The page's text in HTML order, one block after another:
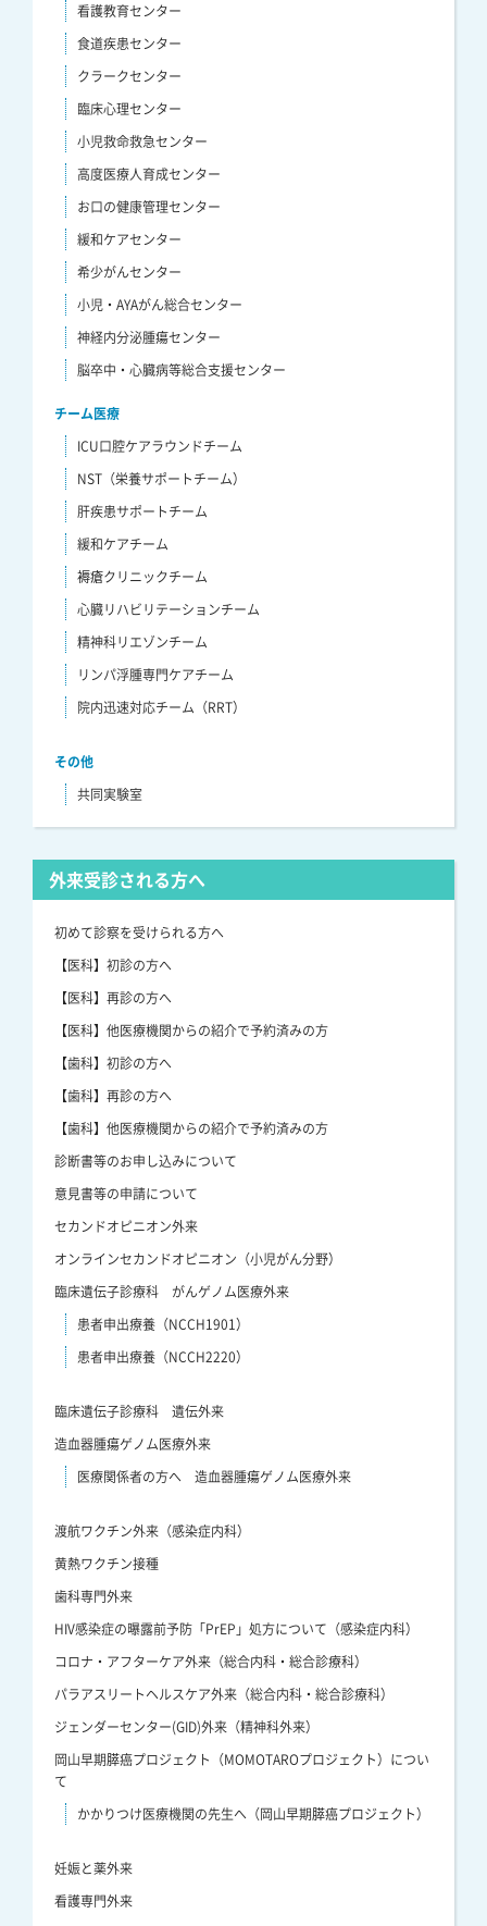
看護教育センター
食道疾患センター
クラークセンター
臨床心理センター
小児救命救急センター
高度医療人育成センター
お口の健康管理センター
緩和ケアセンター
希少がんセンター
小児・AYAがん総合センター
神経内分泌腫瘍センター
脳卒中・心臓病等総合支援センター
チーム医療
ICU口腔ケアラウンドチーム
NST（栄養サポートチーム）
肝疾患サポートチーム
緩和ケアチーム
褥瘡クリニックチーム
心臓リハビリテーションチーム
精神科リエゾンチーム
リンパ浮腫専門ケアチーム
院内迅速対応チーム（RRT）
その他
共同実験室
外来受診される方へ
初めて診察を受けられる方へ
【医科】初診の方へ
【医科】再診の方へ
【医科】他医療機関からの紹介で予約済みの方
【歯科】初診の方へ
【歯科】再診の方へ
【歯科】他医療機関からの紹介で予約済みの方
診断書等のお申し込みについて
意見書等の申請について
セカンドオピニオン外来
オンラインセカンドオピニオン（小児がん分野）
臨床遺伝子診療科 がんゲノム医療外来
患者申出療養（NCCH1901）
患者申出療養（NCCH2220）
臨床遺伝子診療科 遺伝外来
造血器腫瘍ゲノム医療外来
医療関係者の方へ 造血器腫瘍ゲノム医療外来
渡航ワクチン外来（感染症内科）
黄熱ワクチン接種
歯科専門外来
HIV感染症の曝露前予防「PrEP」処方について（感染症内科）
コロナ・アフターケア外来（総合内科・総合診療科）
パラアスリートヘルスケア外来（総合内科・総合診療科）
ジェンダーセンター(GID)外来（精神科外来）
岡山早期膵癌プロジェクト（MOMOTAROプロジェクト）につい
て
かかりつけ医療機関の先生へ（岡山早期膵癌プロジェクト）
妊娠と薬外来
看護専門外来